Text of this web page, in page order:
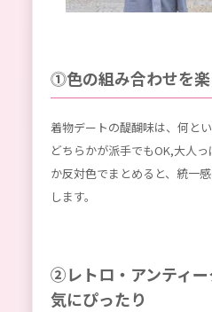
⓵色の組み合わせを
着物デートの醍醐味は、何と
どちらかが派手でもOK,大人
か反対色でまとめると、統一
します。
②レトロ・アンティ
気にぴったり